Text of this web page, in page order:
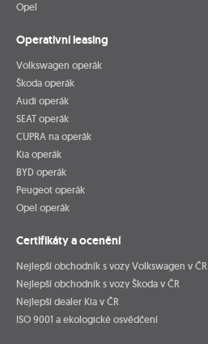
Opel
Operativní leasing
Volkswagen operák
Škoda operák
Audi operák
SEAT operák
CUPRA na operák
Kia operák
BYD operák
Peugeot operák
Opel operák
Certifikáty a ocenění
Nejlepší obchodník s vozy Volkswagen v ČR
Nejlepší obchodník s vozy Škoda v ČR
Nejlepší dealer Kia v ČR
ISO 9001 a ekologické osvědčení